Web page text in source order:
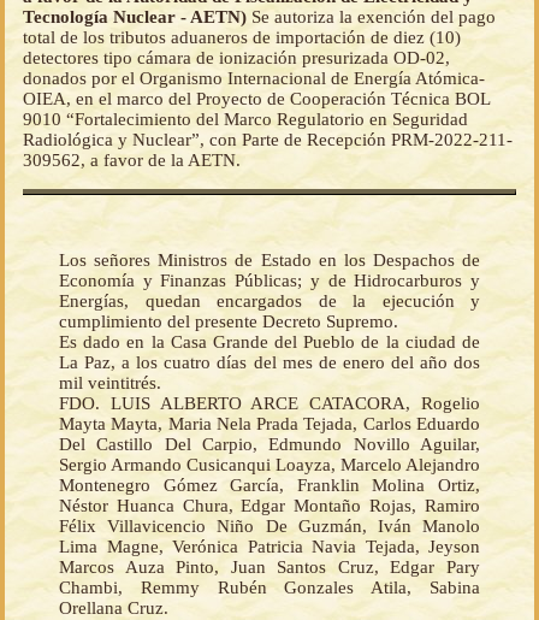
Tecnología Nuclear - AETN) Se autoriza la exención del pago
total de los tributos aduaneros de importación de diez (10)
detectores tipo cámara de ionización presurizada OD-02,
donados por el Organismo Internacional de Energía Atómica-
OIEA, en el marco del Proyecto de Cooperación Técnica BOL
9010 “Fortalecimiento del Marco Regulatorio en Seguridad
Radiológica y Nuclear”, con Parte de Recepción PRM-2022-211-
309562, a favor de la AETN.
Los señores Ministros de Estado en los Despachos de
Economía y Finanzas Públicas; y de Hidrocarburos y
Energías, quedan encargados de la ejecución y
cumplimiento del presente Decreto Supremo.
Es dado en la Casa Grande del Pueblo de la ciudad de
La Paz, a los cuatro días del mes de enero del año dos
mil veintitrés.
FDO. LUIS ALBERTO ARCE CATACORA, Rogelio
Mayta Mayta, Maria Nela Prada Tejada, Carlos Eduardo
Del Castillo Del Carpio, Edmundo Novillo Aguilar,
Sergio Armando Cusicanqui Loayza, Marcelo Alejandro
Montenegro Gómez García, Franklin Molina Ortiz,
Néstor Huanca Chura, Edgar Montaño Rojas, Ramiro
Félix Villavicencio Niño De Guzmán, Iván Manolo
Lima Magne, Verónica Patricia Navia Tejada, Jeyson
Marcos Auza Pinto, Juan Santos Cruz, Edgar Pary
Chambi, Remmy Rubén Gonzales Atila, Sabina
Orellana Cruz.